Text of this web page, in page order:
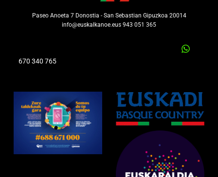
Paseo Anoeta 7 Donostia - San Sebastian Gipuzkoa 20014
info@euskalkanoe.eus 943 051 365
670 340 765